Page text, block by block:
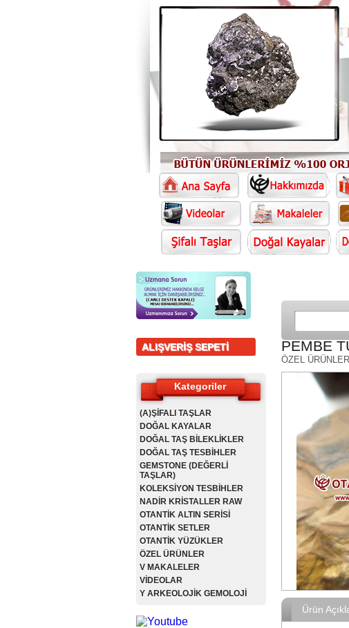
ALIŞVERİŞ SEPETİ
Kategoriler
(A)ŞİFALI TAŞLAR
DOĞAL KAYALAR
DOĞAL TAŞ BİLEKLİKLER
DOĞAL TAŞ TESBİHLER
GEMSTONE (DEĞERLİ
TAŞLAR)
KOLEKSİYON TESBİHLER
NADİR KRİSTALLER RAW
OTANTİK ALTIN SERİSİ
OTANTİK SETLER
OTANTİK YÜZÜKLER
ÖZEL ÜRÜNLER
V MAKALELER
VİDEOLAR
Y ARKEOLOJİK GEMOLOJİ
PEMBE
ÖZEL ÜRÜNLER
Ürün